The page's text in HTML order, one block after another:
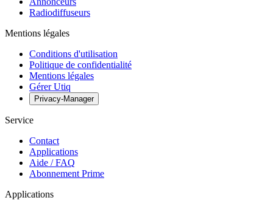
Radiodiffuseurs
Mentions légales
Conditions d'utilisation
Politique de confidentialité
Mentions légales
Gérer Utiq
Privacy-Manager
Service
Contact
Applications
Aide / FAQ
Abonnement Prime
Applications